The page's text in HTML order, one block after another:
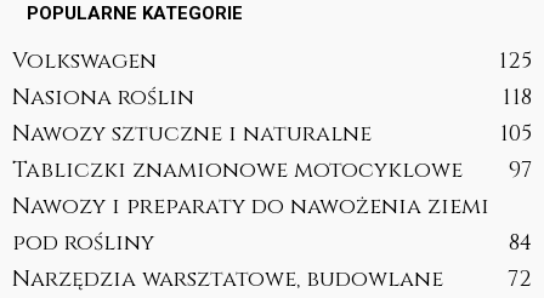
POPULARNE KATEGORIE
Volkswagen
125
Nasiona roślin
118
Nawozy sztuczne i naturalne
105
Tabliczki znamionowe motocyklowe
97
Nawozy i preparaty do nawożenia ziemi
pod rośliny
84
Narzędzia warsztatowe, budowlane
72